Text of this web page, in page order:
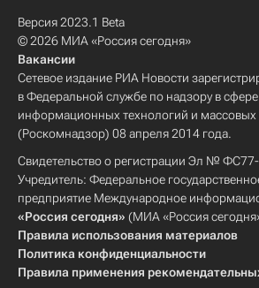
Версия 2023.1 Beta
© 2026 МИА «Россия сегодня»
Вакансии
Сетевое издание РИА Новости
в Федеральной службе по надзору в сфере
информационных технологий и
(Роскомнадзор) 08 апреля 2014 года.
Свидетельство о регистрации Эл №
Учредитель: Федеральное
предприятие Международное
«Россия сегодня» (МИА «Россия
Правила использования материалов
Политика конфиденциальности
Правила применения